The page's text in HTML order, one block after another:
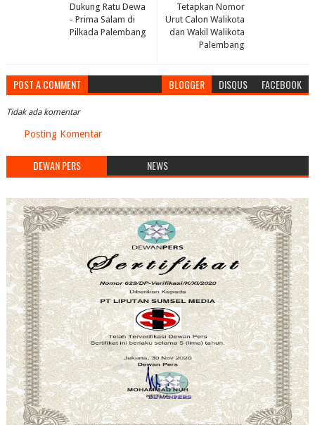
Tetapkan Nomor
Urut Calon Walikota
dan Wakil Walikota
Palembang
Dukung Ratu Dewa
- Prima Salam di
Pilkada Palembang
POST A COMMENT BLOGGER DISQUS FACEBOOK
Tidak ada komentar
Posting Komentar
DEWAN PERS NEWS